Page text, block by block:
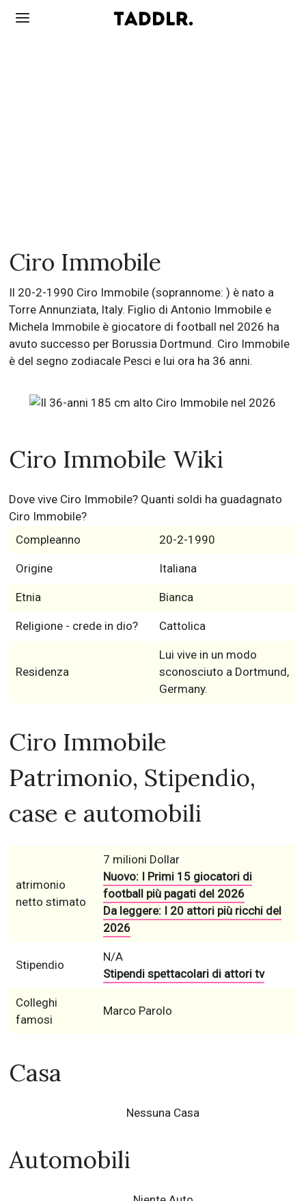
Ciro Immobile
Il 20-2-1990 Ciro Immobile (soprannome: ) è nato a
Torre Annunziata, Italy. Figlio di Antonio Immobile e
Michela Immobile è giocatore di football nel 2026 ha
avuto successo per Borussia Dortmund. Ciro Immobile
è del segno zodiacale Pesci e lui ora ha 36 anni.
Ciro Immobile Wiki
Dove vive Ciro Immobile? Quanti soldi ha guadagnato
Ciro Immobile?
Compleanno
20-2-1990
Origine Italiana
Etnia Bianca
Religione - crede in dio? Cattolica
Residenza
Lui vive in un modo
sconosciuto a Dortmund,
Germany.
Ciro Immobile
Patrimonio, Stipendio,
case e automobili
atrimonio
netto stimato
7 milioni Dollar
Nuovo: I Primi 15 giocatori di
football più pagati del 2026
Da leggere: I 20 attori più ricchi del
2026
Stipendio
N/A
Stipendi spettacolari di attori tv
Colleghi
famosi
Marco Parolo
Casa
Nessuna Casa
Automobili